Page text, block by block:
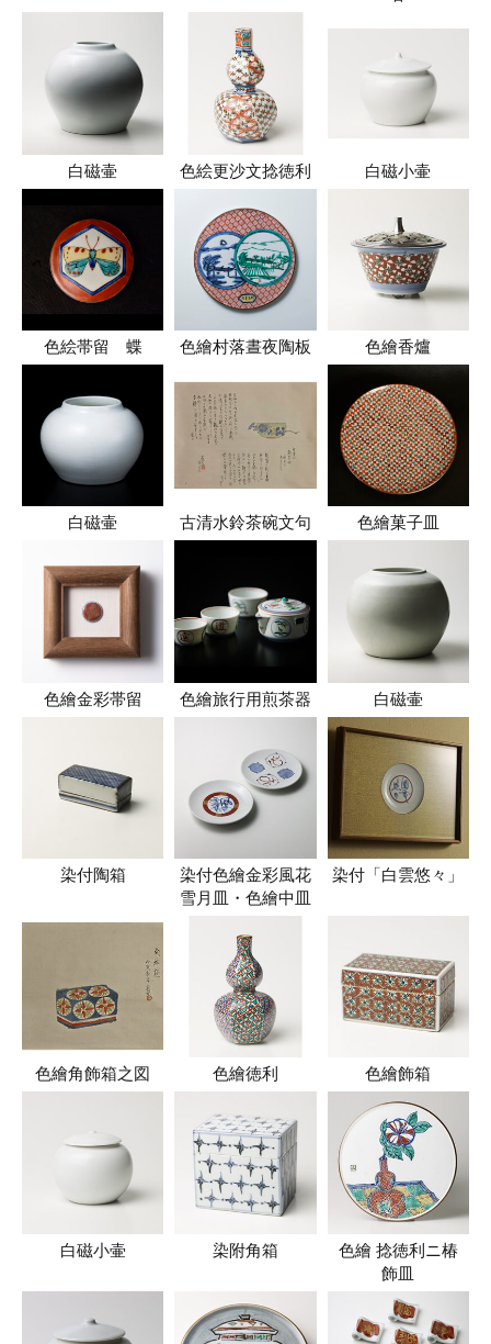
白磁壷 色絵更沙文捻徳利 白磁小壷
色絵帯留 蝶 色繪村落晝夜陶板 色繪香爐
白磁壷 古清水鈴茶碗文句 色繪菓子皿
色繪金彩帯留 色繪旅行用煎茶器 白磁壷
染付陶箱
染付色繪金彩風花
雪月皿・色繪中皿
染付「白雲悠々」
色繪角飾箱之図 色繪徳利 色繪飾箱
白磁小壷 染附角箱
色繪 捻徳利ニ椿
飾皿